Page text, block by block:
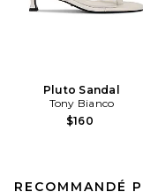
Pluto Sandal
Tony Bianco
$160
RECOMMANDÉ